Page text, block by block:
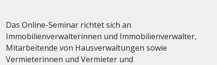
Das Online-Seminar richtet sich an
Immobilienverwalterinnen und Immobilienverwalter,
Mitarbeitende von Hausverwaltungen sowie
Vermieterinnen und Vermieter und